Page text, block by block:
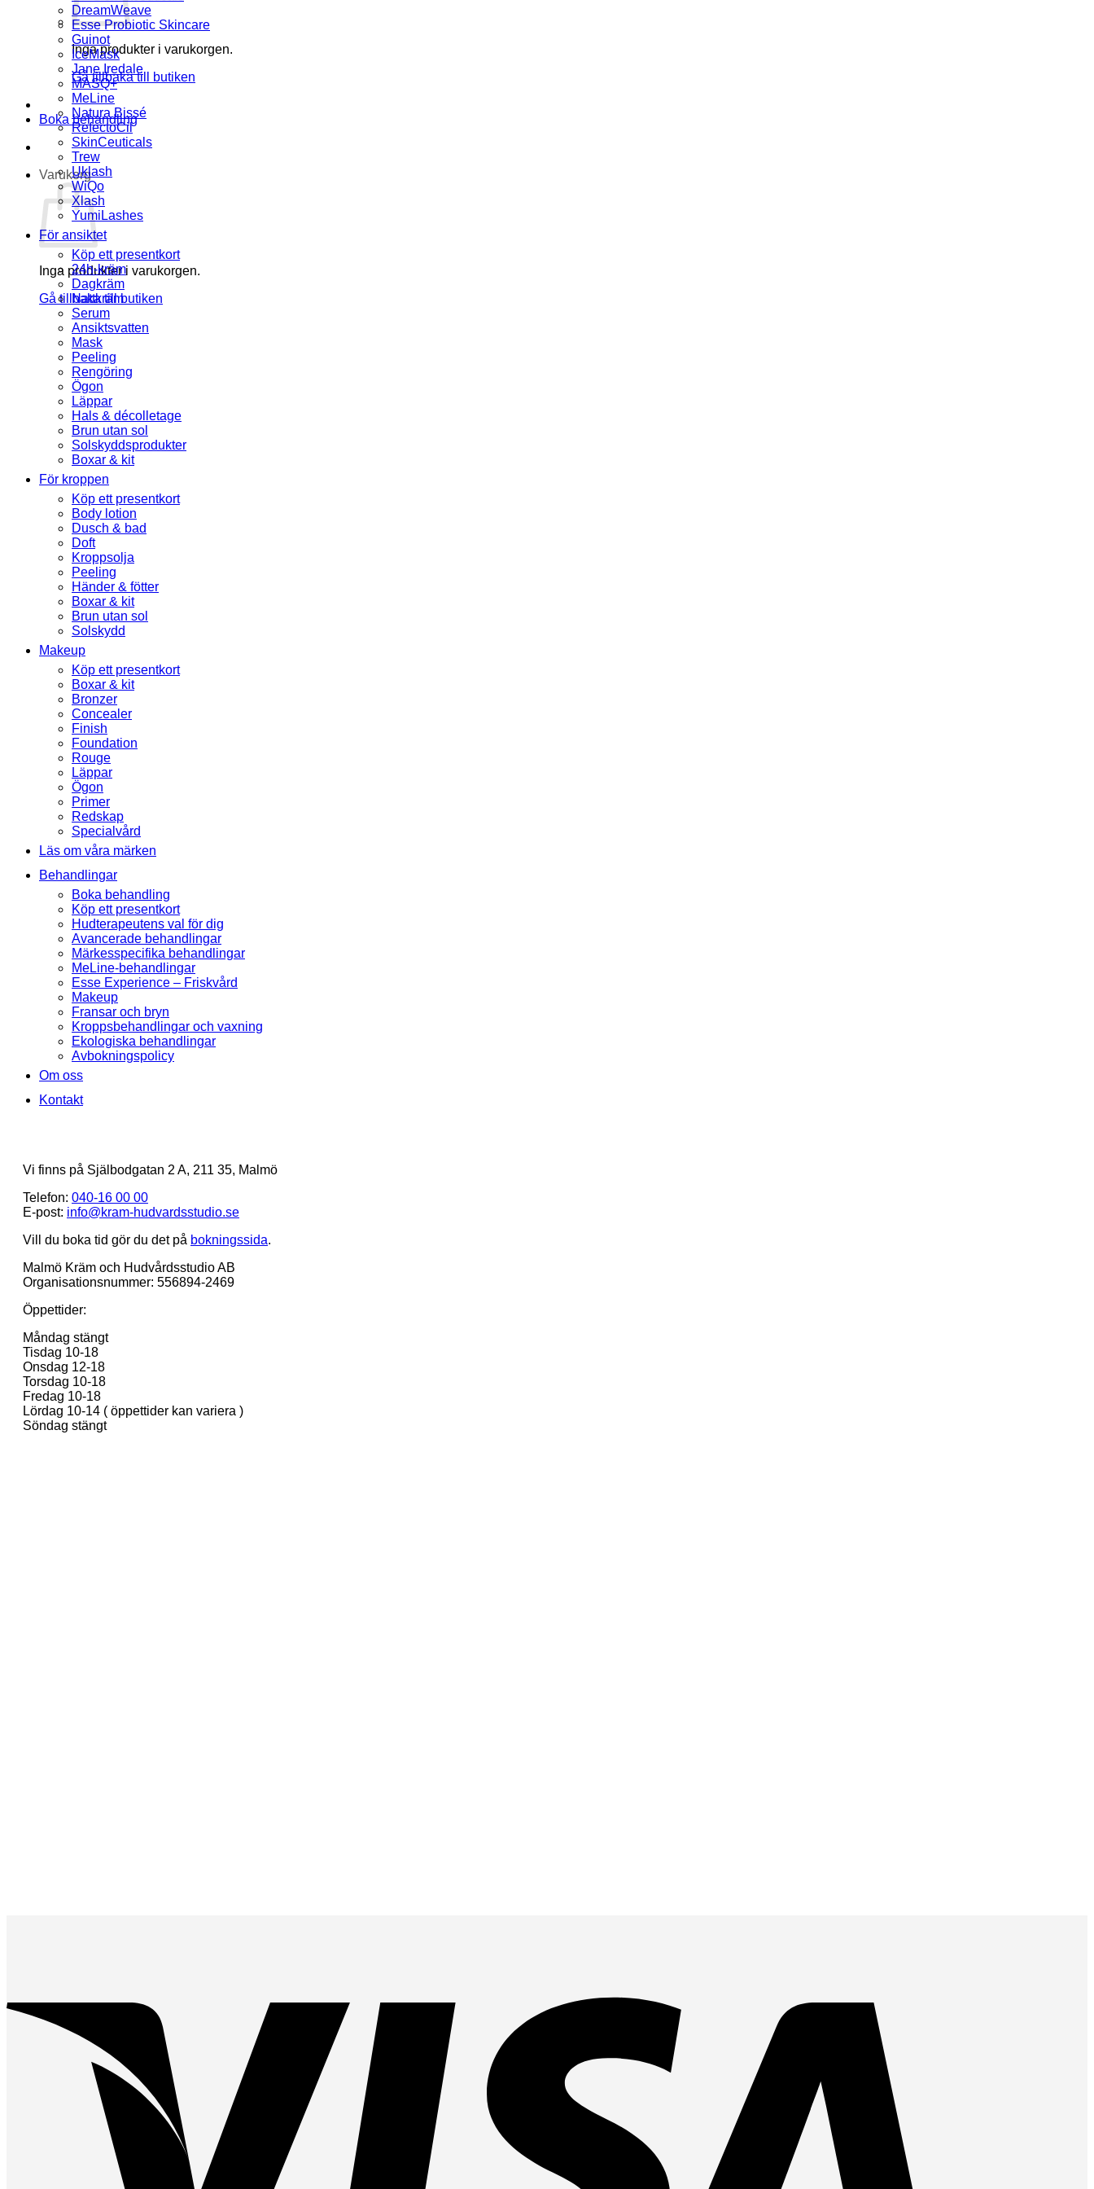
Inga produkter i varukorgen.
Gå tillbaka till butiken
Boka behandling
Varukorg
Inga produkter i varukorgen.
Gå tillbaka till butiken
DreamWeave
Esse Probiotic Skincare
Guinot
IceMask
Jane Iredale
MASQ+
MeLine
Natura Bissé
RefectoCil
SkinCeuticals
Trew
Uklash
WiQo
Xlash
YumiLashes
För ansiktet
Köp ett presentkort
24h-kräm
Dagkräm
Nattkräm
Serum
Ansiktsvatten
Mask
Peeling
Rengöring
Ögon
Läppar
Hals & décolletage
Brun utan sol
Solskyddsprodukter
Boxar & kit
För kroppen
Köp ett presentkort
Body lotion
Dusch & bad
Doft
Kroppsolja
Peeling
Händer & fötter
Boxar & kit
Brun utan sol
Solskydd
Makeup
Köp ett presentkort
Boxar & kit
Bronzer
Concealer
Finish
Foundation
Rouge
Läppar
Ögon
Primer
Redskap
Specialvård
Läs om våra märken
Behandlingar
Boka behandling
Köp ett presentkort
Hudterapeutens val för dig
Avancerade behandlingar
Märkesspecifika behandlingar
MeLine-behandlingar
Esse Experience – Friskvård
Makeup
Fransar och bryn
Kroppsbehandlingar och vaxning
Ekologiska behandlingar
Avbokningspolicy
Om oss
Kontakt
Vi finns på Själbodgatan 2 A, 211 35, Malmö
Telefon: 040-16 00 00
E-post: info@kram-hudvardsstudio.se
Vill du boka tid gör du det på bokningssida.
Malmö Kräm och Hudvårdsstudio AB
Organisationsnummer: 556894-2469
Öppettider:
Måndag stängt
Tisdag 10-18
Onsdag 12-18
Torsdag 10-18
Fredag 10-18
Lördag 10-14 ( öppettider kan variera )
Söndag stängt